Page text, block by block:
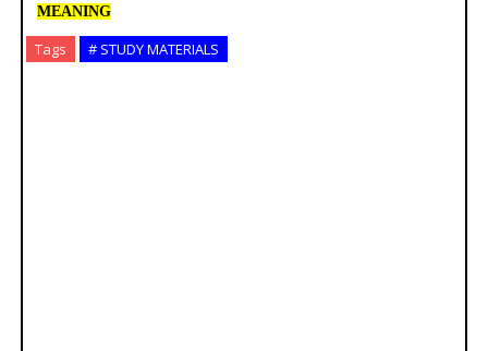
MEANING
Tags # STUDY MATERIALS